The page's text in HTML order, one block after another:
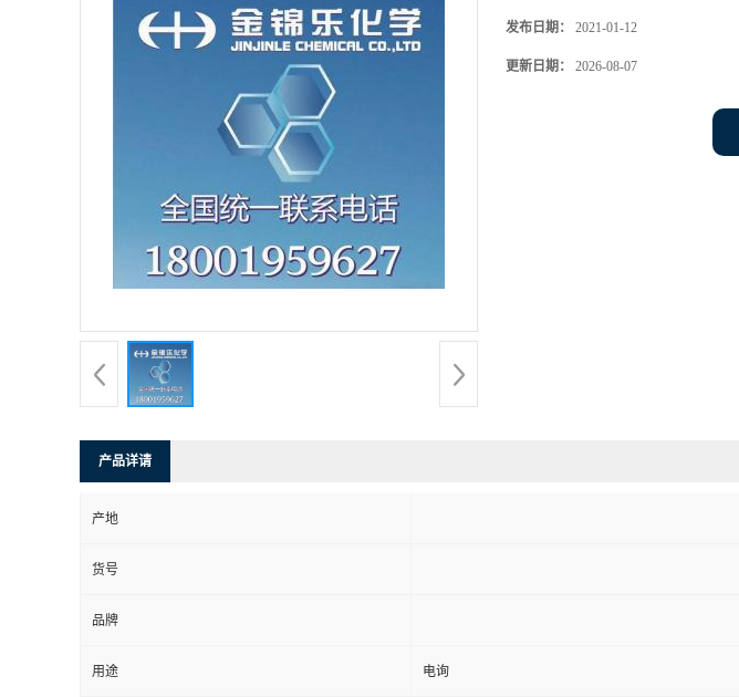
发布日期： 2021-01-12
更新日期： 2026-08-07
产品详请
产地
货号
品牌
用途 电询